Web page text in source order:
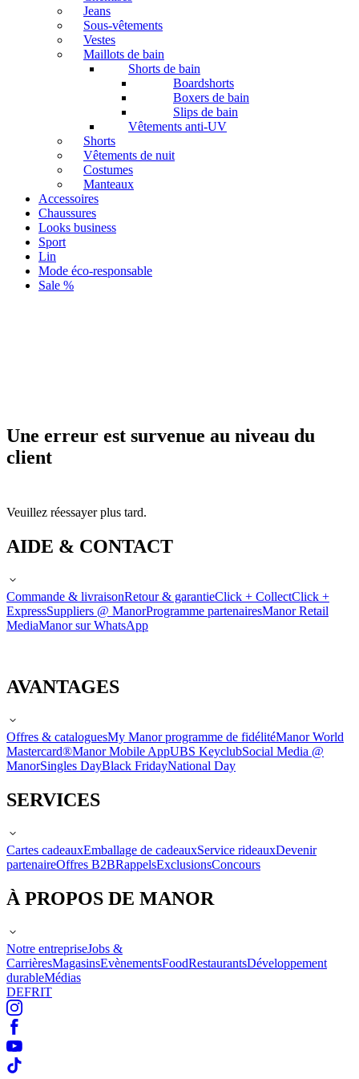
Jeans
Sous-vêtements
Vestes
Maillots de bain
Shorts de bain
Boardshorts
Boxers de bain
Slips de bain
Vêtements anti-UV
Shorts
Vêtements de nuit
Costumes
Manteaux
Accessoires
Chaussures
Looks business
Sport
Lin
Mode éco-responsable
Sale %
Une erreur est survenue au niveau du
client
Veuillez réessayer plus tard.
AIDE & CONTACT
Commande & livraisonRetour & garantieClick + CollectClick +
ExpressSuppliers @ ManorProgramme partenairesManor Retail
MediaManor sur WhatsApp
AVANTAGES
Offres & cataloguesMy Manor programme de fidélitéManor World
Mastercard®Manor Mobile AppUBS KeyclubSocial Media @
ManorSingles DayBlack FridayNational Day
SERVICES
Cartes cadeauxEmballage de cadeauxService rideauxDevenir
partenaireOffres B2BRappelsExclusionsConcours
À PROPOS DE MANOR
Notre entrepriseJobs &
CarrièresMagasinsEvènementsFoodRestaurantsDéveloppement
durableMédias
DEFRIT